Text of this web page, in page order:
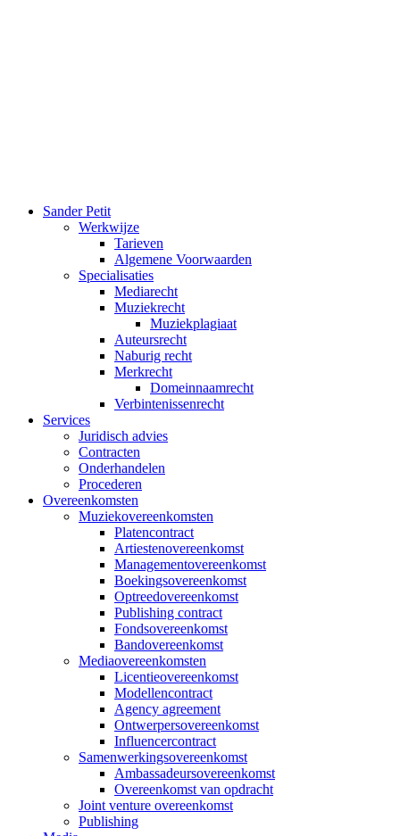
Sander Petit
Werkwijze
Tarieven
Algemene Voorwaarden
Specialisaties
Mediarecht
Muziekrecht
Muziekplagiaat
Auteursrecht
Naburig recht
Merkrecht
Domeinnaamrecht
Verbintenissenrecht
Services
Juridisch advies
Contracten
Onderhandelen
Procederen
Overeenkomsten
Muziekovereenkomsten
Platencontract
Artiestenovereenkomst
Managementovereenkomst
Boekingsovereenkomst
Optreedovereenkomst
Publishing contract
Fondsovereenkomst
Bandovereenkomst
Mediaovereenkomsten
Licentieovereenkomst
Modellencontract
Agency agreement
Ontwerpersovereenkomst
Influencercontract
Samenwerkingsovereenkomst
Ambassadeursovereenkomst
Overeenkomst van opdracht
Joint venture overeenkomst
Publishing